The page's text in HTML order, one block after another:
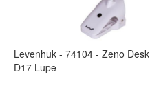
Levenhuk - 74104 - Zeno Desk
D17 Lupe